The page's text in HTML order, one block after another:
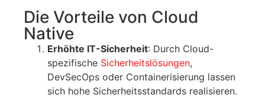
Die Vorteile von Cloud
Native
Erhöhte IT-Sicherheit: Durch Cloud-
spezifische Sicherheitslösungen,
DevSecOps oder Containerisierung lassen
sich hohe Sicherheitsstandards realisieren.